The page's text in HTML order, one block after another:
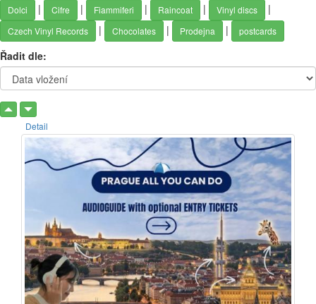
Dolci | Cifre | Fiammiferi | Raincoat | Vinyl discs |
Czech Vinyl Records | Chocolates | Prodejna | postcards
Řadit dle:
Detail